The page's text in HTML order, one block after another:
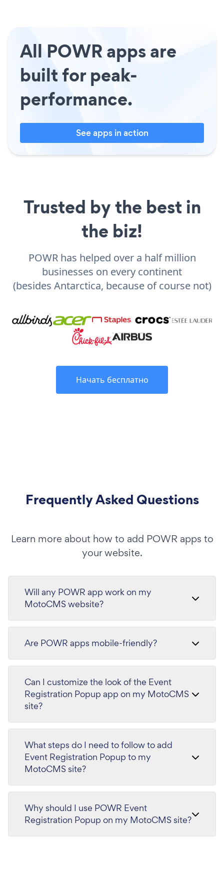
All POWR apps are
built for peak-
performance.
See apps in action
Trusted by the best in
the biz!
POWR has helped over a half million
businesses on every continent
(besides Antarctica, because of course not)
Начать бесплатно
Frequently Asked Questions
Learn more about how to add POWR apps to
your website.
Will any POWR app work on my
MotoCMS website?
Are POWR apps mobile-friendly?
Can I customize the look of the Event
Registration Popup app on my MotoCMS
site?
What steps do I need to follow to add
Event Registration Popup to my
MotoCMS site?
Why should I use POWR Event
Registration Popup on my MotoCMS site?